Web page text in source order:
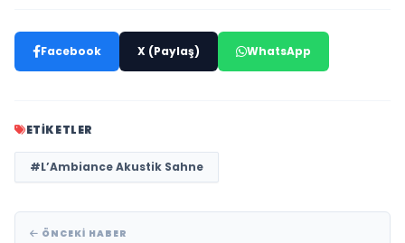
Facebook X (Paylaş) WhatsApp
ETIKETLER
#L’Ambiance Akustik Sahne
ÖNCEKI HABER